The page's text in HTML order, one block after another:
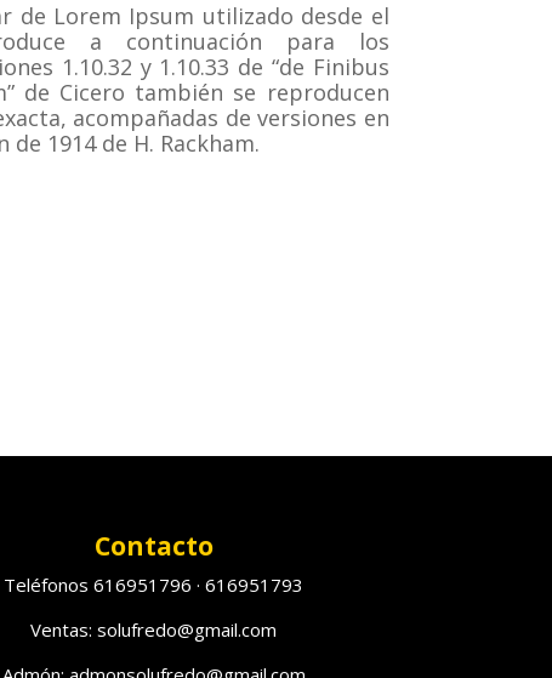
de Lorem Ipsum utilizado desde el
a continuación para los
1.10.32 y 1.10.33 de “de Finibus
de Cicero también se reproducen
acompañadas de versiones en
1914 de H. Rackham.
Contacto
Teléfonos 616951796 · 616951793
Ventas: solufredo@gmail.com